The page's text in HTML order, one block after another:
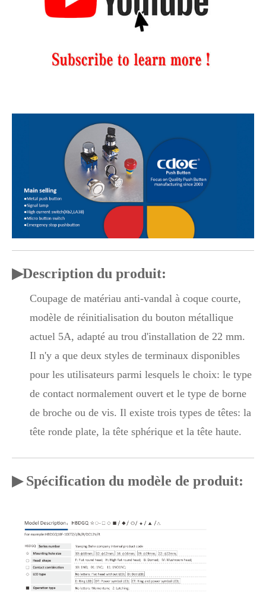
▶Description du produit:
Coupage de matériau anti-vandal à coque courte,
modèle de réinitialisation du bouton métallique
actuel 5A, adapté au trou d'installation de 22 mm.
Il n'y a que deux styles de terminaux disponibles
pour les utilisateurs parmi lesquels le choix: le type
de contact normalement ouvert et le type de borne
de broche ou de vis. Il existe trois types de têtes: la
tête ronde plate, la tête sphérique et la tête haute.
▶ Spécification du modèle de produit: